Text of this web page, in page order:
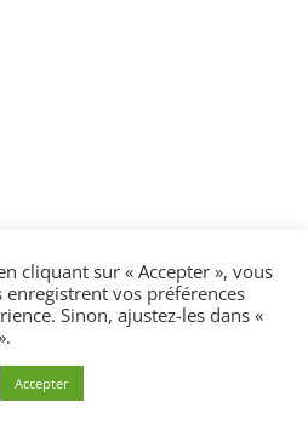
cliquant sur « Accepter », vous
enregistrent vos préférences
Sinon, ajustez-les dans «
Accepter